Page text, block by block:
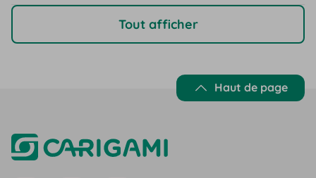
Tout afficher
Haut de page